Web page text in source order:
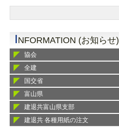
INFORMATION (お知らせ)
協会
全建
国交省
富山県
建退共富山県支部
建退共 各種用紙の注文